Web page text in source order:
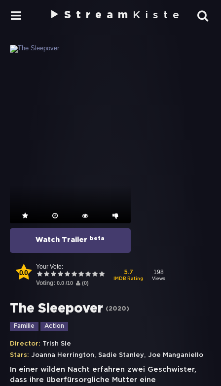
Stream Kiste
Watch Trailer beta
0.0
Your Vote:
Voting: 0.0 /10 (0)
5.7
IMDB Rating
198
Views
The Sleepover (2020)
Familie Action
Director: Trish Sie
Stars: Joanna Herrington, Sadie Stanley, Joe Manganiello
In einer wilden Nacht erfahren zwei Geschwister,
dass ihre überfürsorgliche Mutter eine